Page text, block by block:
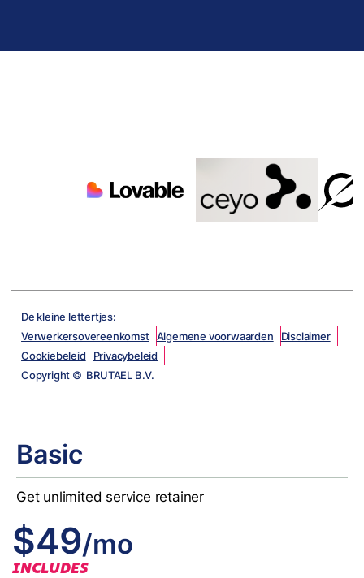
De kleine lettertjes:
Verwerkersovereenkomst Algemene voorwaarden
Disclaimer
Cookiebeleid
Privacybeleid
Copyright © BRUTAEL B.V.
Basic
Get unlimited service retainer
$49/mo
INCLUDES